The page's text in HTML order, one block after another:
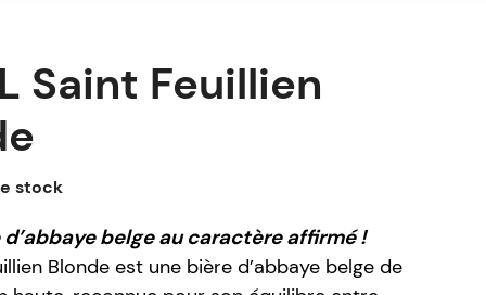
Explorez ces catégories populaires et
remplissez votre panier d'économies.
Saint Feuillien
stock
d’abbaye belge au caractère affirmé !
Blonde est une bière d’abbaye belge de